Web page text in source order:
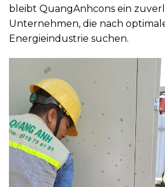
bleibt QuangAnhcons ein
Unternehmen, die nach
Energieindustrie suchen.